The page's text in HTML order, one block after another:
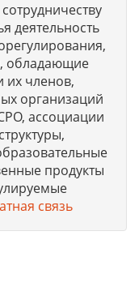
деятельность
обладающие
их членов,
организаций
ассоциации
продукты
связь